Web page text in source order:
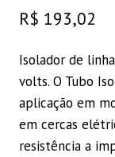
R$ 193,02
Isolador de
volts. O Tubo
aplicação em
em cercas
resistência a